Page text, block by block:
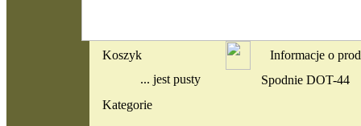
Koszyk
... jest pusty
Kategorie
Informacje o
Spodnie DOT-44